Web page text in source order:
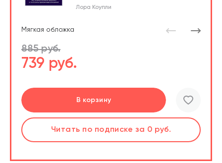
Лора Коупли
Мягкая обложка
885 руб.
739 руб.
В корзину
В корзине
Читать по подписке за 0 руб.
Перейти
Читать по подписке за 0 руб.
Перейти
Слушатьпо подпискеза 0 руб.